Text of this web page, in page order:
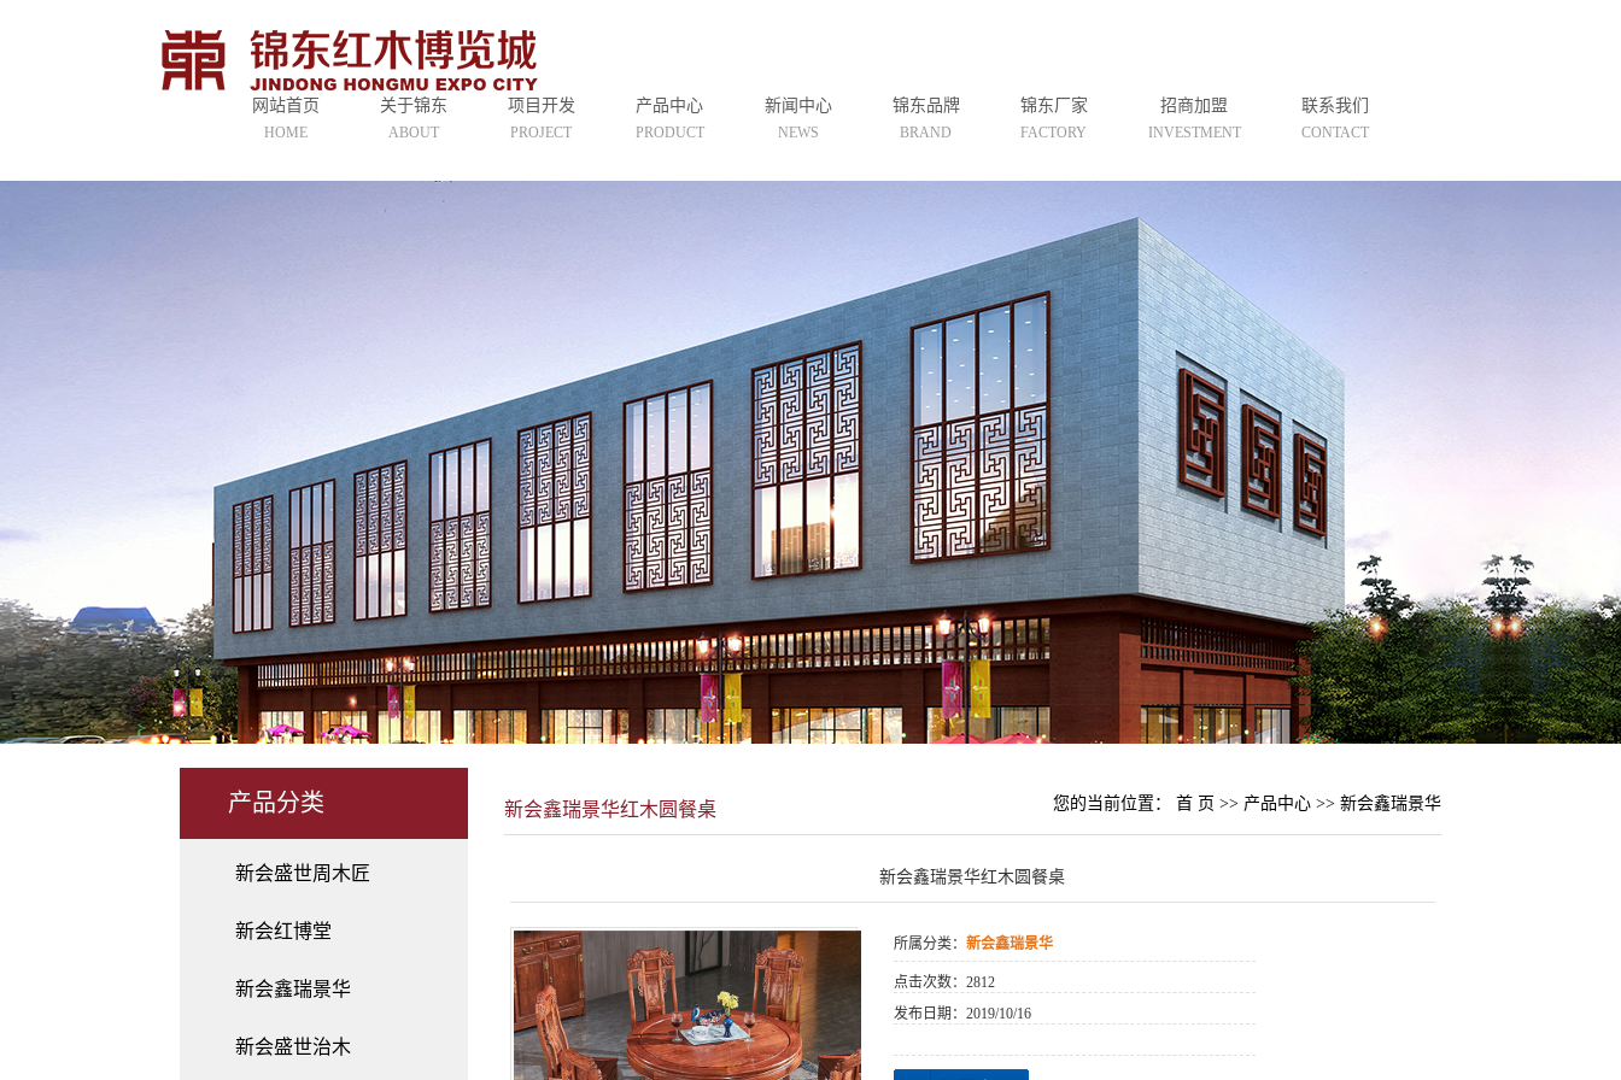
网站首页
HOME
关于锦东
ABOUT
公司简介
项目开发
PROJECT
娱乐设施
产品中心
PRODUCT
新会盛世治木
新会檀木国色
新会善心悦木
新会鸿林
新会韵之道
新会帝濠
新会欧美圆
新会和鑫
新闻中心
NEWS
锦东品牌
BRAND
锦东厂家
FACTORY
招商加盟
INVESTMENT
联系我们
CONTACT
产品分类
新会盛世周木匠
新会红博堂
新会鑫瑞景华
新会盛世治木
新会鑫瑞景华红木圆餐桌 您的当前位置： 首 页 >> 产品中心>> 新会鑫瑞景华
新会鑫瑞景华红木圆餐桌
所属分类：新会鑫瑞景华
点击次数：2812
发布日期：2019/10/16